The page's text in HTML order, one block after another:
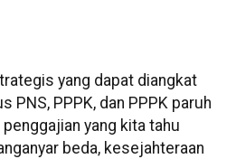
yang dapat diangkat
PNS, PPPK, dan PPPK paruh
yang kita tahu
beda, kesejahteraan